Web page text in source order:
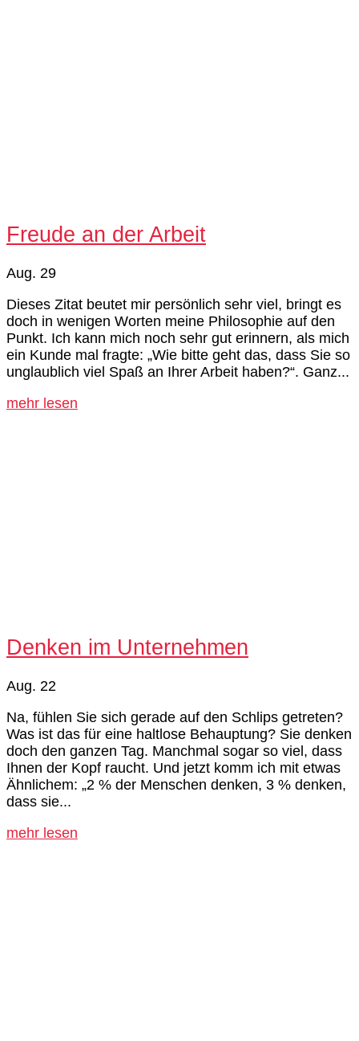
Freude an der Arbeit
Aug. 29
Dieses Zitat beutet mir persönlich sehr viel, bringt es
doch in wenigen Worten meine Philosophie auf den
Punkt. Ich kann mich noch sehr gut erinnern, als mich
ein Kunde mal fragte: „Wie bitte geht das, dass Sie so
unglaublich viel Spaß an Ihrer Arbeit haben?“. Ganz...
mehr lesen
Denken im Unternehmen
Aug. 22
Na, fühlen Sie sich gerade auf den Schlips getreten?
Was ist das für eine haltlose Behauptung? Sie denken
doch den ganzen Tag. Manchmal sogar so viel, dass
Ihnen der Kopf raucht. Und jetzt komm ich mit etwas
Ähnlichem: „2 % der Menschen denken, 3 % denken,
dass sie...
mehr lesen